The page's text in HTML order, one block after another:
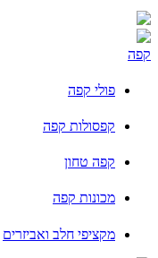
קפה
פולי קפה
קפסולות קפה
קפה טחון
מכונות קפה
מקציפי חלב ואביזרים